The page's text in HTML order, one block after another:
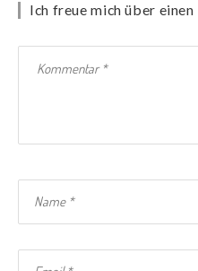
Ich freue mich über